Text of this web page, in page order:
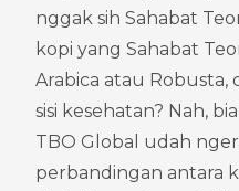
nggak sih Sahabat
kopi yang Sahabat
Arabica atau Robusta,
sisi kesehatan? Nah,
TBO Global udah
perbandingan antara